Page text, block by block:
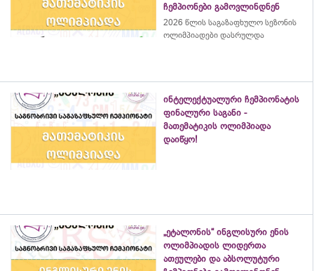
ჩემპიონები გამოვლინდნენ
2026 წლის საგაზაფხულო სეზონის
ოლიმპიადები დასრულდა
ინტელექტუალური ჩემპიონატის
ფინალური საგანი -
მათემატიკის ოლიმპიადა
დაიწყო!
„ეტალონის“ ინგლისური ენის
ოლიმპიადის ლიდერთა
ათეულები და აბსოლუტური